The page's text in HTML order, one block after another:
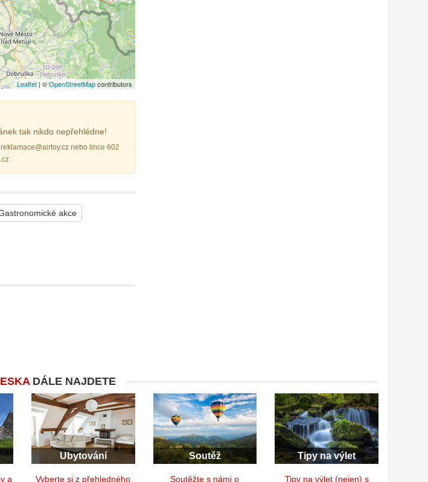
Leaflet| ©OpenStreetMapcontributors
tak nikdo nepřehlédne!
nebo lince 602
akce
DÁLE NAJDETE
a
Ubytování
Vyberte si z přehledného
Soutěž
Soutěžte s námi o
Tipy na výlet
Tipy na výlet (nejen) s